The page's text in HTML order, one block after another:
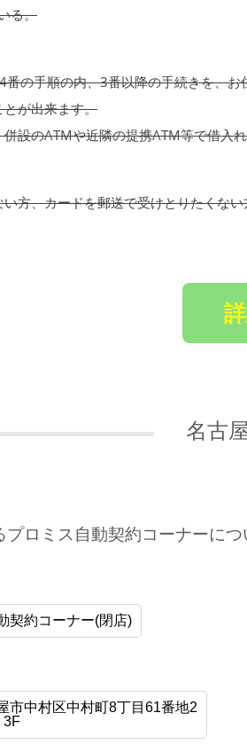
る。
の手順の内、3番以降の手続きを、お
が出来ます。
設のATMや近隣の提携ATM等で借入
方、カードを郵送で受けとりたくな
名古
ロミス自動契約コーナーにつ
契約コーナー(閉店)
市中村区中村町8丁目61番地2
3F